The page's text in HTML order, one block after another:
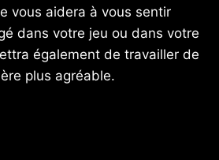
vous aidera à vous sentir
dans votre jeu ou dans votre
également de travailler de
plus agréable.